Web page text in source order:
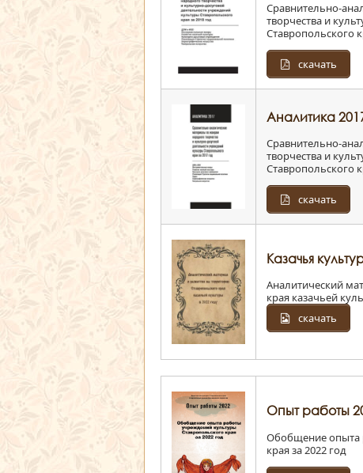
Сравнительно-
творчества и
Ставропольского
скачать
Аналитика
Сравнительно-
творчества и
Ставропольского
скачать
Казачья
Аналитический
края казачьей
скачать
Опыт работы
Обобщение опыта
края за 2022 год